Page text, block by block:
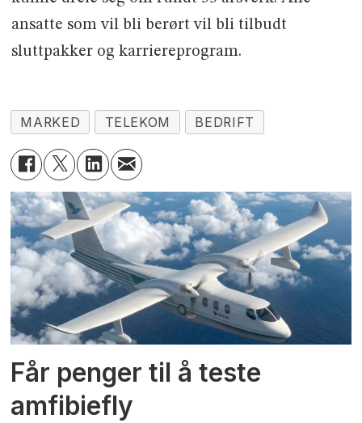
ansatte som vil bli berørt vil bli tilbudt
sluttpakker og karriereprogram.
MARKED TELEKOM BEDRIFT
Får penger til å teste
amfibiefly